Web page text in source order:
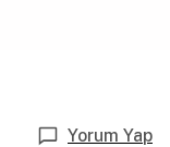
Yorum Yap